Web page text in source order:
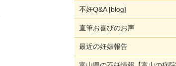
不妊Q&A [blog]
直筆お喜びのお声
最近の妊娠報告